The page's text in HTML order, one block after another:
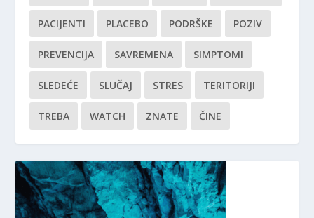
PACIJENTI PLACEBO PODRŠKE POZIV
PREVENCIJA SAVREMENA SIMPTOMI
SLEDEĆE SLUČAJ STRES TERITORIJI
TREBA WATCH ZNATE ČINE